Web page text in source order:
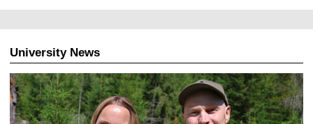
University News